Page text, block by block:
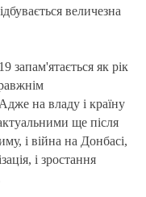
величезна
запам'ятається як рік
на владу і країну
ще після
і війна на Донбасі,
і зростання